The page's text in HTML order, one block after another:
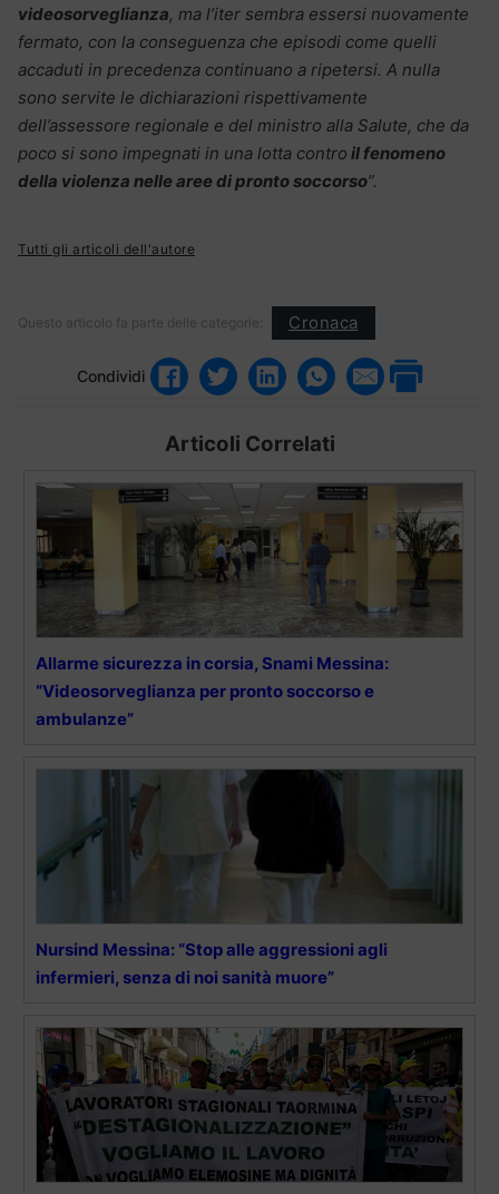
videosorveglianza, ma l’iter sembra essersi nuovamente
fermato, con la conseguenza che episodi come quelli
accaduti in precedenza continuano a ripetersi. A nulla
sono servite le dichiarazioni rispettivamente
dell’assessore regionale e del ministro alla Salute, che da
poco si sono impegnati in una lotta contro il fenomeno
della violenza nelle aree di pronto soccorso”.
Tutti gli articoli dell'autore
Questo articolo fa parte delle categorie: Cronaca
Condividi
Articoli Correlati
Allarme sicurezza in corsia, Snami Messina:
“Videosorveglianza per pronto soccorso e
ambulanze”
Nursind Messina: “Stop alle aggressioni agli
infermieri, senza di noi sanità muore”